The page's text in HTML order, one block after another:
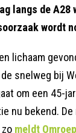
langs de A28
wordt
lichaam
snelweg bij
om een 45-
nu bekend.
meldt